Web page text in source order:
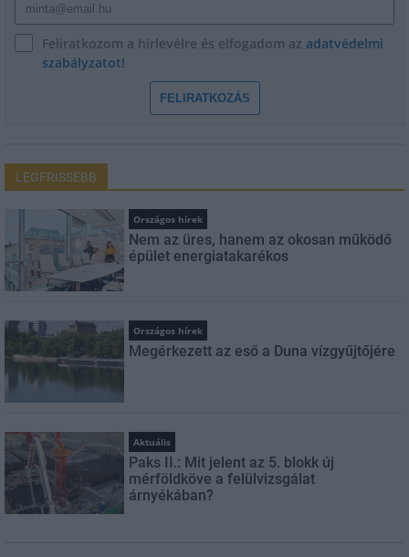
Feliratkozom a hírlevélre és elfogadom az adatvédelmi
szabályzatot!
FELIRATKOZÁS
LEGFRISSEBB
Országos hírek
Nem az üres, hanem az okosan működő
épület energiatakarékos
Országos hírek
Megérkezett az eső a Duna vízgyűjtőjére
Aktuális
Paks II.: Mit jelent az 5. blokk új
mérföldköve a felülvizsgálat
árnyékában?